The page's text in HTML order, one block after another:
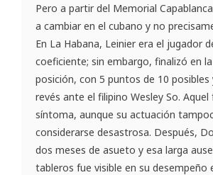
Pero a partir del Memorial
a cambiar en el cubano y no
En La Habana, Leinier era el jugador
coeficiente; sin embargo, finalizó en
posición, con 5 puntos de 10 posibles
revés ante el filipino Wesley So. Aquel
síntoma, aunque su actuación
considerarse desastrosa. Después,
dos meses de asueto y esa larga
tableros fue visible en su desempeño